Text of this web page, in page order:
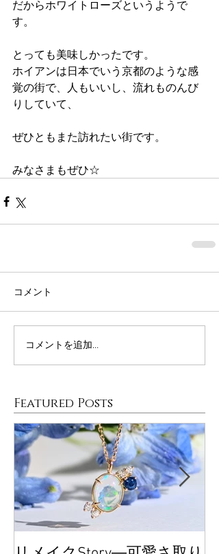
だからホワイトローズというようで
す。
とっても美味しかったです。
ホイアンは日本でいう京都のような感
覚の街で、人もいいし、流れものんび
りしていて、
ぜひともまた訪れたい街です。
みなさまもぜひ☆
コメント
コメントを追加…
Featured Posts